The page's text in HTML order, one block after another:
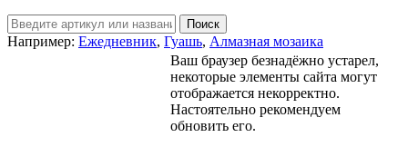
Например: Ежедневник, Гуашь, Алмазная мозаика
Ваш браузер безнадёжно устарел,
некоторые элементы сайта могут
отображается некорректно.
Настоятельно рекомендуем
обновить его.